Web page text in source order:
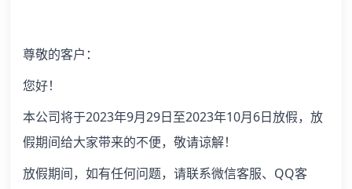
尊敬的客户：
您好！
本公司将于2023年9月29日至2023年10月6日放假，放
假期间给大家带来的不便，敬请谅解！
放假期间，如有任何问题，请联系微信客服、QQ客